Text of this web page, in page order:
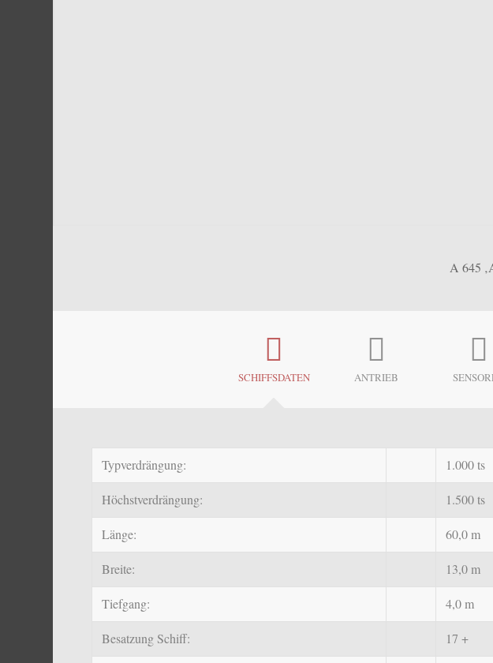
A 645
SCHIFFSDATEN ANTRIEB
Typverdrängung: 1.000 ts
Höchstverdrängung: 1.500 ts
Länge: 60,0 m
Breite: 13,0 m
Tiefgang: 4,0 m
Besatzung Schiff: 17 +